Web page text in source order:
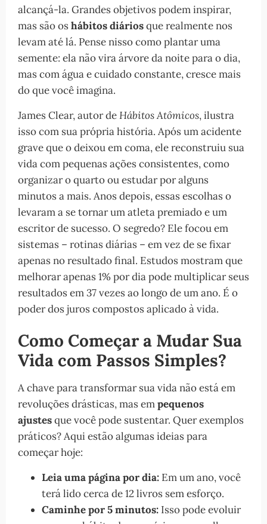
alcançá-la. Grandes objetivos podem inspirar,
mas são oshábitos diáriosque realmente nos
levam até lá. Pense nisso como plantar uma
semente: ela não vira árvore da noite para o dia,
mas com água e cuidado constante, cresce mais
do que você imagina.
James Clear, autor deHábitos Atômicos, ilustra
isso com sua própria história. Após um acidente
grave que o deixou em coma, ele reconstruiu sua
vida com pequenas ações consistentes, como
organizar o quarto ou estudar por alguns
minutos a mais. Anos depois, essas escolhas o
levaram a se tornar um atleta premiado e um
escritor de sucesso. O segredo? Ele focou em
sistemas – rotinas diárias – em vez de se fixar
apenas no resultado final. Estudos mostram que
melhorar apenas 1% por dia pode multiplicar seus
resultados em 37 vezes ao longo de um ano. É o
poder dos juros compostos aplicado à vida.
Como Começar a Mudar Sua
Vida com Passos Simples?
A chave para transformar sua vida não está em
revoluções drásticas, mas empequenos
ajustesque você pode sustentar. Quer exemplos
práticos? Aqui estão algumas ideias para
começar hoje:
Leia uma página por dia: Em um ano, você
terá lido cerca de 12 livros sem esforço.
Caminhe por 5 minutos: Isso pode evoluir